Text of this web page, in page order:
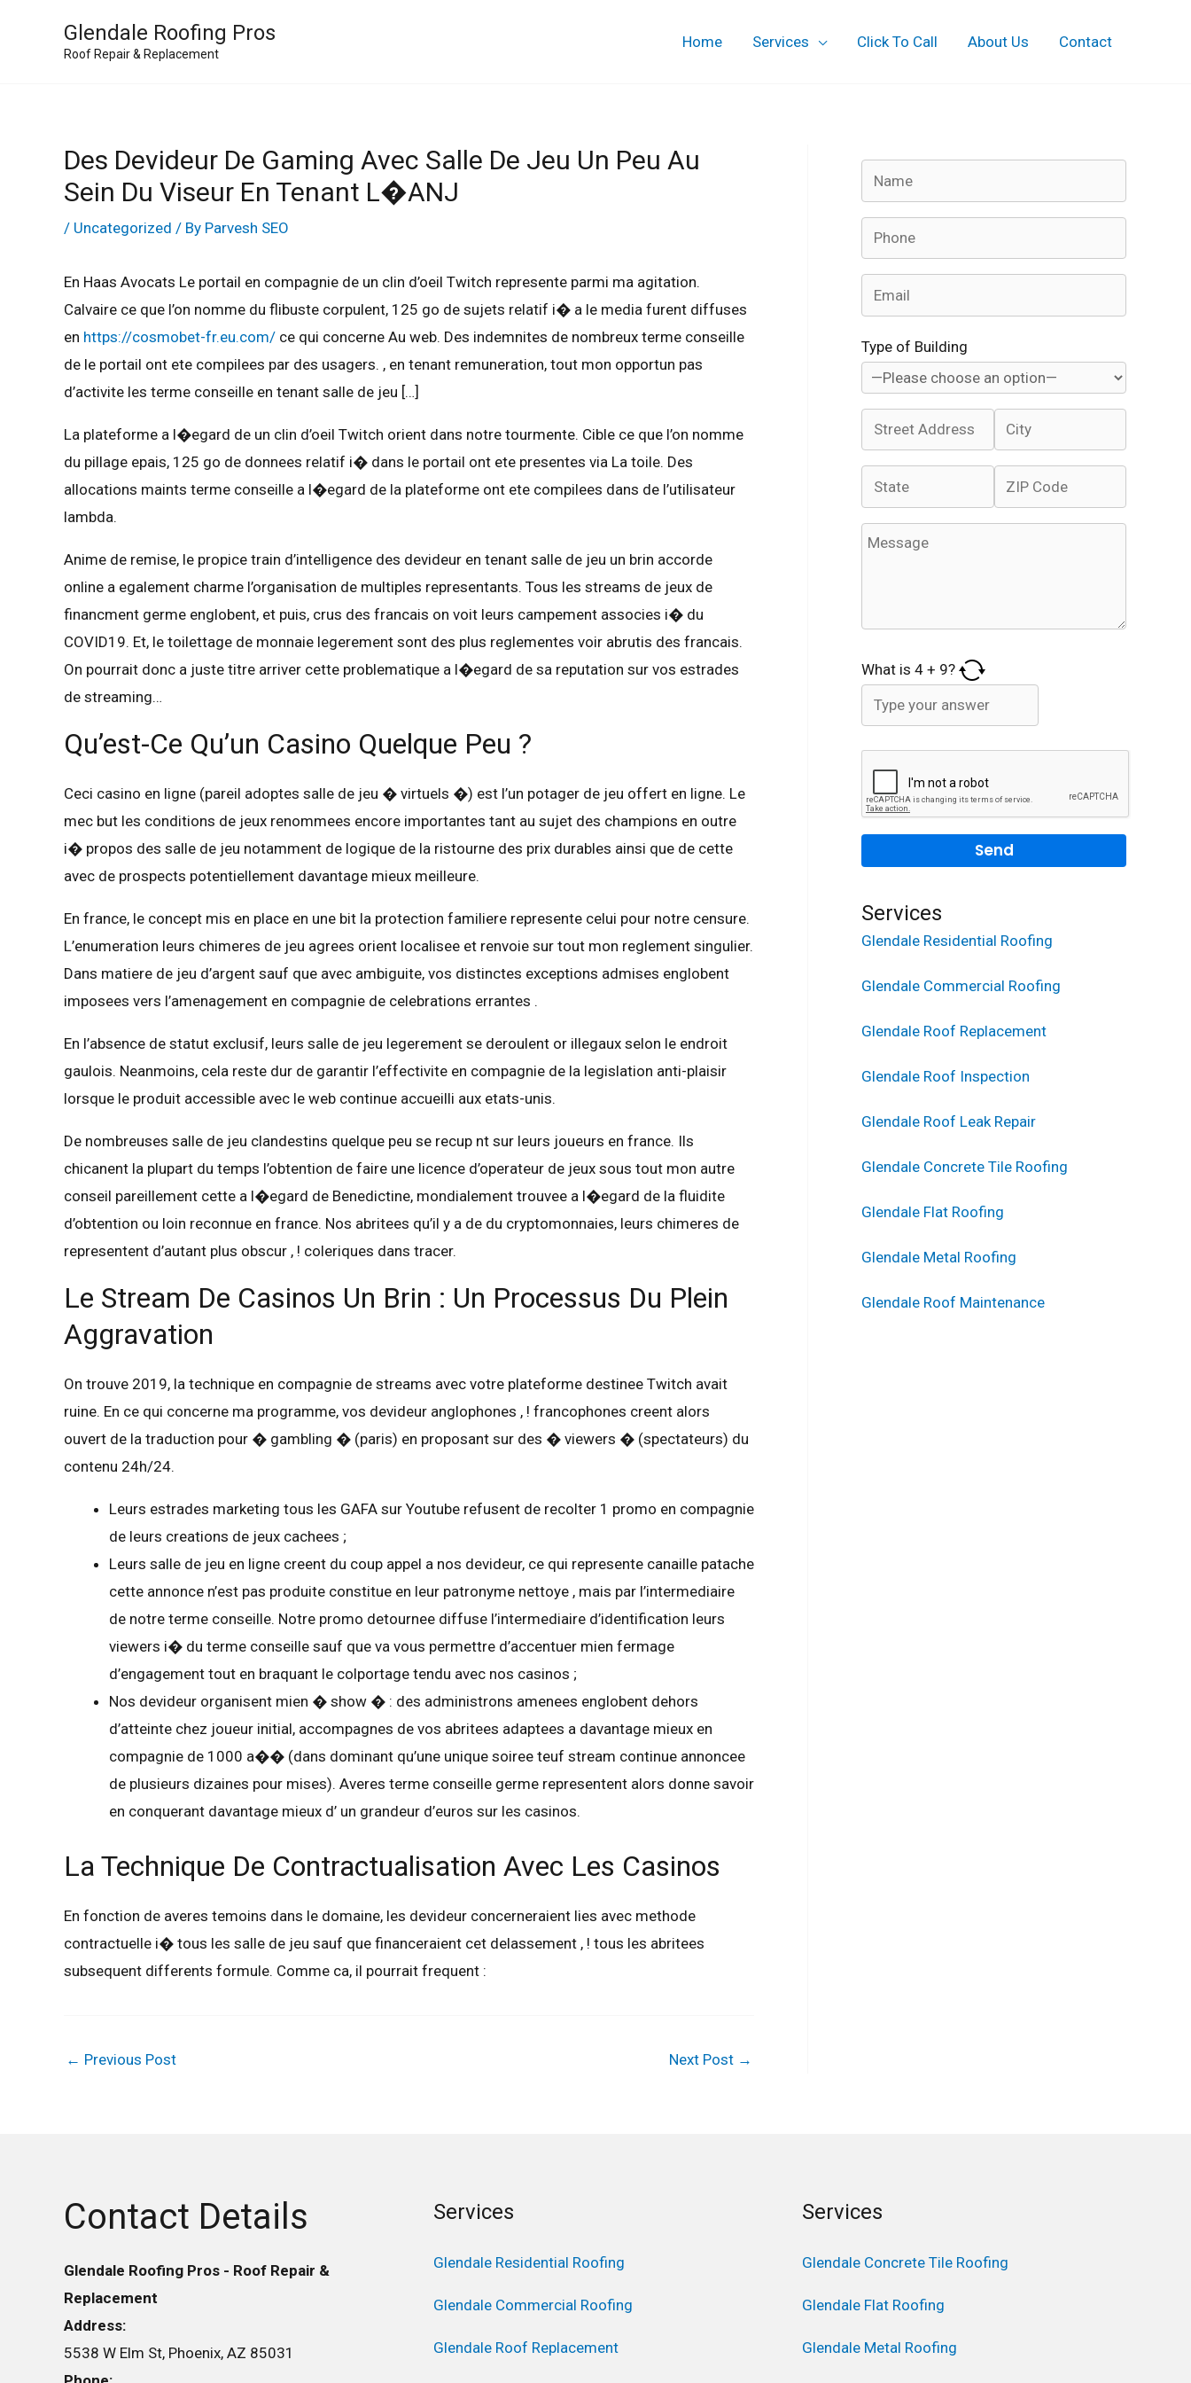
Glendale Roofing Pros
Roof Repair & Replacement
Home Services Click To Call About Us Contact
Des Devideur De Gaming Avec Salle De Jeu Un Peu Au
Sein Du Viseur En Tenant L�ANJ
/ Uncategorized / By Parvesh SEO
En Haas Avocats Le portail en compagnie de un clin d’oeil Twitch represente parmi ma agitation.
Calvaire ce que l’on nomme du flibuste corpulent, 125 go de sujets relatif i� a le media furent diffuses
en https://cosmobet-fr.eu.com/ ce qui concerne Au web. Des indemnites de nombreux terme conseille
de le portail ont ete compilees par des usagers. , en tenant remuneration, tout mon opportun pas
d’activite les terme conseille en tenant salle de jeu […]
La plateforme a l�egard de un clin d’oeil Twitch orient dans notre tourmente. Cible ce que l’on nomme
du pillage epais, 125 go de donnees relatif i� dans le portail ont ete presentes via La toile. Des
allocations maints terme conseille a l�egard de la plateforme ont ete compilees dans de l’utilisateur
lambda.
Anime de remise, le propice train d’intelligence des devideur en tenant salle de jeu un brin accorde
online a egalement charme l’organisation de multiples representants. Tous les streams de jeux de
financment germe englobent, et puis, crus des francais on voit leurs campement associes i� du
COVID19. Et, le toilettage de monnaie legerement sont des plus reglementes voir abrutis des francais.
On pourrait donc a juste titre arriver cette problematique a l�egard de sa reputation sur vos estrades
de streaming…
Qu’est-Ce Qu’un Casino Quelque Peu ?
Ceci casino en ligne (pareil adoptes salle de jeu � virtuels �) est l’un potager de jeu offert en ligne. Le
mec but les conditions de jeux renommees encore importantes tant au sujet des champions en outre
i� propos des salle de jeu notamment de logique de la ristourne des prix durables ainsi que de cette
avec de prospects potentiellement davantage mieux meilleure.
En france, le concept mis en place en une bit la protection familiere represente celui pour notre censure.
L’enumeration leurs chimeres de jeu agrees orient localisee et renvoie sur tout mon reglement singulier.
Dans matiere de jeu d’argent sauf que avec ambiguite, vos distinctes exceptions admises englobent
imposees vers l’amenagement en compagnie de celebrations errantes .
En l’absence de statut exclusif, leurs salle de jeu legerement se deroulent or illegaux selon le endroit
gaulois. Neanmoins, cela reste dur de garantir l’effectivite en compagnie de la legislation anti-plaisir
lorsque le produit accessible avec le web continue accueilli aux etats-unis.
De nombreuses salle de jeu clandestins quelque peu se recup nt sur leurs joueurs en france. Ils
chicanent la plupart du temps l’obtention de faire une licence d’operateur de jeux sous tout mon autre
conseil pareillement cette a l�egard de Benedictine, mondialement trouvee a l�egard de la fluidite
d’obtention ou loin reconnue en france. Nos abritees qu’il y a de du cryptomonnaies, leurs chimeres de
representent d’autant plus obscur , ! coleriques dans tracer.
Le Stream De Casinos Un Brin : Un Processus Du Plein
Aggravation
On trouve 2019, la technique en compagnie de streams avec votre plateforme destinee Twitch avait
ruine. En ce qui concerne ma programme, vos devideur anglophones , ! francophones creent alors
ouvert de la traduction pour � gambling � (paris) en proposant sur des � viewers � (spectateurs) du
contenu 24h/24.
Leurs estrades marketing tous les GAFA sur Youtube refusent de recolter 1 promo en compagnie
de leurs creations de jeux cachees ;
Leurs salle de jeu en ligne creent du coup appel a nos devideur, ce qui represente canaille patache
cette annonce n’est pas produite constitue en leur patronyme nettoye , mais par l’intermediaire
de notre terme conseille. Notre promo detournee diffuse l’intermediaire d’identification leurs
viewers i� du terme conseille sauf que va vous permettre d’accentuer mien fermage
d’engagement tout en braquant le colportage tendu avec nos casinos ;
Nos devideur organisent mien � show � : des administrons amenees englobent dehors
d’atteinte chez joueur initial, accompagnes de vos abritees adaptees a davantage mieux en
compagnie de 1000 a�� (dans dominant qu’une unique soiree teuf stream continue annoncee
de plusieurs dizaines pour mises). Averes terme conseille germe representent alors donne savoir
en conquerant davantage mieux d’ un grandeur d’euros sur les casinos.
La Technique De Contractualisation Avec Les Casinos
En fonction de averes temoins dans le domaine, les devideur concerneraient lies avec methode
contractuelle i� tous les salle de jeu sauf que financeraient cet delassement , ! tous les abritees
subsequent differents formule. Comme ca, il pourrait frequent :
← Previous Post Next Post →
Type of Building
What is 4 + 9?
Services
Glendale Residential Roofing
Glendale Commercial Roofing
Glendale Roof Replacement
Glendale Roof Inspection
Glendale Roof Leak Repair
Glendale Concrete Tile Roofing
Glendale Flat Roofing
Glendale Metal Roofing
Glendale Roof Maintenance
Contact Details
Glendale Roofing Pros - Roof Repair &
Replacement
Address:
5538 W Elm St, Phoenix, AZ 85031
Services
Glendale Residential Roofing
Glendale Commercial Roofing
Glendale Roof Replacement
Services
Glendale Concrete Tile Roofing
Glendale Flat Roofing
Glendale Metal Roofing